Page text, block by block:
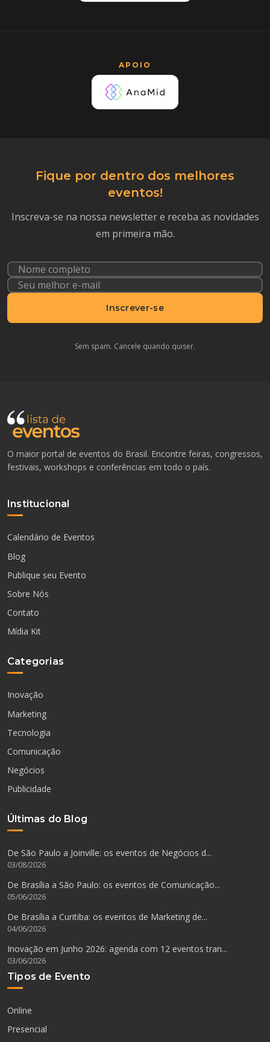
APOIO
Fique por dentro dos melhores
eventos!
Inscreva-se na nossa newsletter e receba as novidades
em primeira mão.
Inscrever-se
Sem spam. Cancele quando quiser.
O maior portal de eventos do Brasil. Encontre feiras, congressos,
festivais, workshops e conferências em todo o país.
Institucional
Calendário de Eventos
Blog
Publique seu Evento
Sobre Nós
Contato
Mídia Kit
Categorias
Inovação
Marketing
Tecnologia
Comunicação
Negócios
Publicidade
Últimas do Blog
De São Paulo a Joinville: os eventos de Negócios d...
03/08/2026
De Brasília a São Paulo: os eventos de Comunicação...
05/06/2026
De Brasília a Curitiba: os eventos de Marketing de...
04/06/2026
Inovação em Junho 2026: agenda com 12 eventos tran...
03/06/2026
Tipos de Evento
Online
Presencial